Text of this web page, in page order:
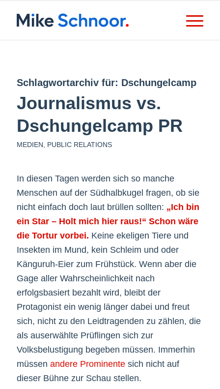
Schlagwortarchiv für: Dschungelcamp
Journalismus vs.
Dschungelcamp PR
MEDIEN PUBLIC RELATIONS
In diesen Tagen werden sich so manche
Menschen auf der Südhalbkugel fragen, ob sie
nicht einfach doch laut brüllen sollten: „Ich bin
ein Star – Holt mich hier raus!“ Schon wäre
die Tortur vorbei. Keine ekeligen Tiere und
Insekten im Mund, kein Schleim und oder
Känguruh-Eier zum Frühstück. Wenn aber die
Gage aller Wahrscheinlichkeit nach
erfolgsbasiert bezahlt wird, bleibt der
Protagonist ein wenig länger dabei und freut
sich, nicht zu den Leidtragenden zu zählen, die
als auserwählte Prüflingen sich zur
Volksbelustigung begeben müssen. Immerhin
müssen andere Prominentesich nicht auf
dieser Bühne zur Schau stellen.